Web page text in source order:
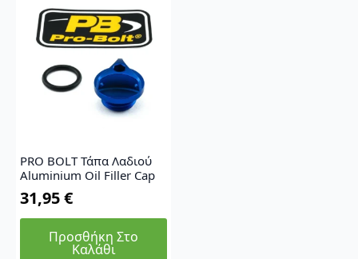
PRO BOLT Τάπα Λαδιού
Aluminium Oil Filler Cap
31,95€
Προσθήκη Στο
Καλάθι